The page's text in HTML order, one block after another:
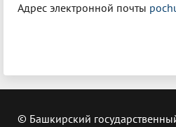
Адрес электронной почты
© Башкирский